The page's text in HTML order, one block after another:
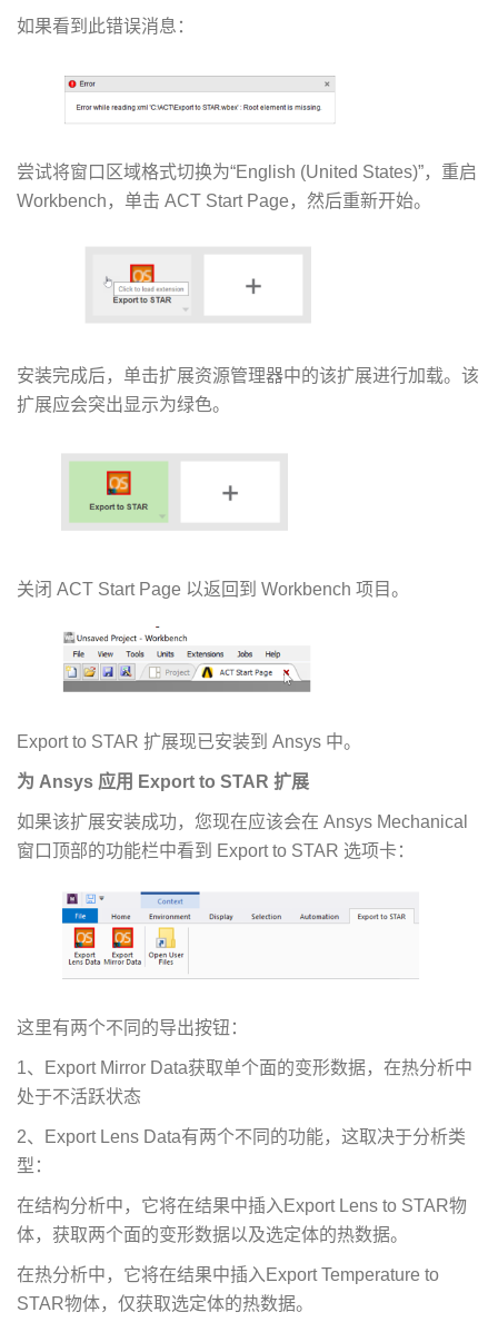
如果看到此错误消息：
尝试将窗口区域格式切换为“English (United States)”，重启
Workbench，单击 ACT Start Page，然后重新开始。
安装完成后，单击扩展资源管理器中的该扩展进行加载。该
扩展应会突出显示为绿色。
关闭 ACT Start Page 以返回到 Workbench 项目。
Export to STAR 扩展现已安装到 Ansys 中。
为 Ansys 应用 Export to STAR 扩展
如果该扩展安装成功，您现在应该会在 Ansys Mechanical
窗口顶部的功能栏中看到 Export to STAR 选项卡：
这里有两个不同的导出按钮：
1、Export Mirror Data获取单个面的变形数据，在热分析中
处于不活跃状态
2、Export Lens Data有两个不同的功能，这取决于分析类
型：
在结构分析中，它将在结果中插入Export Lens to STAR物
体，获取两个面的变形数据以及选定体的热数据。
在热分析中，它将在结果中插入Export Temperature to
STAR物体，仅获取选定体的热数据。